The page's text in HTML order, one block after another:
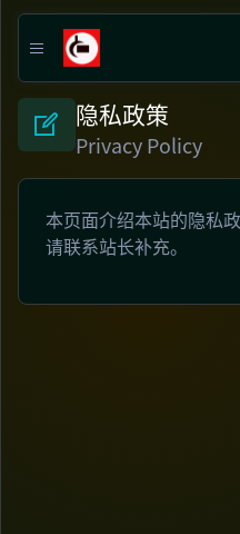
隐私政策
Privacy Policy
本页面介绍本站的隐私
请联系站长补充。